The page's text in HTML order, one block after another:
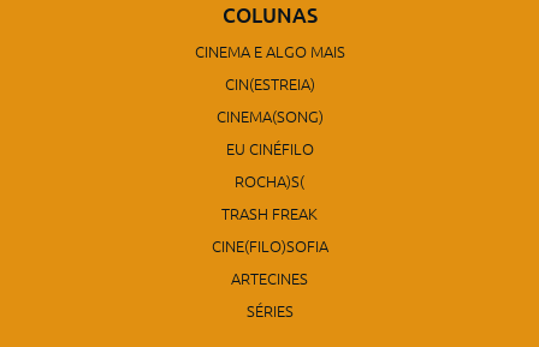
COLUNAS
CINEMA E ALGO MAIS
CIN(ESTREIA)
CINEMA(SONG)
EU CINÉFILO
ROCHA)S(
TRASH FREAK
CINE(FILO)SOFIA
ARTECINES
SÉRIES